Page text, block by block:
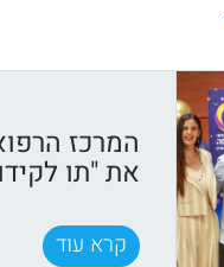
המרכז
את "תו
קרא עוד